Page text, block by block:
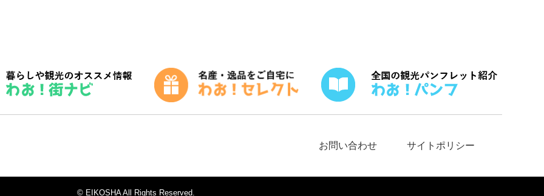
お問い合わせ サイトポリシー
© EIKOSHA All Rights Reserved.